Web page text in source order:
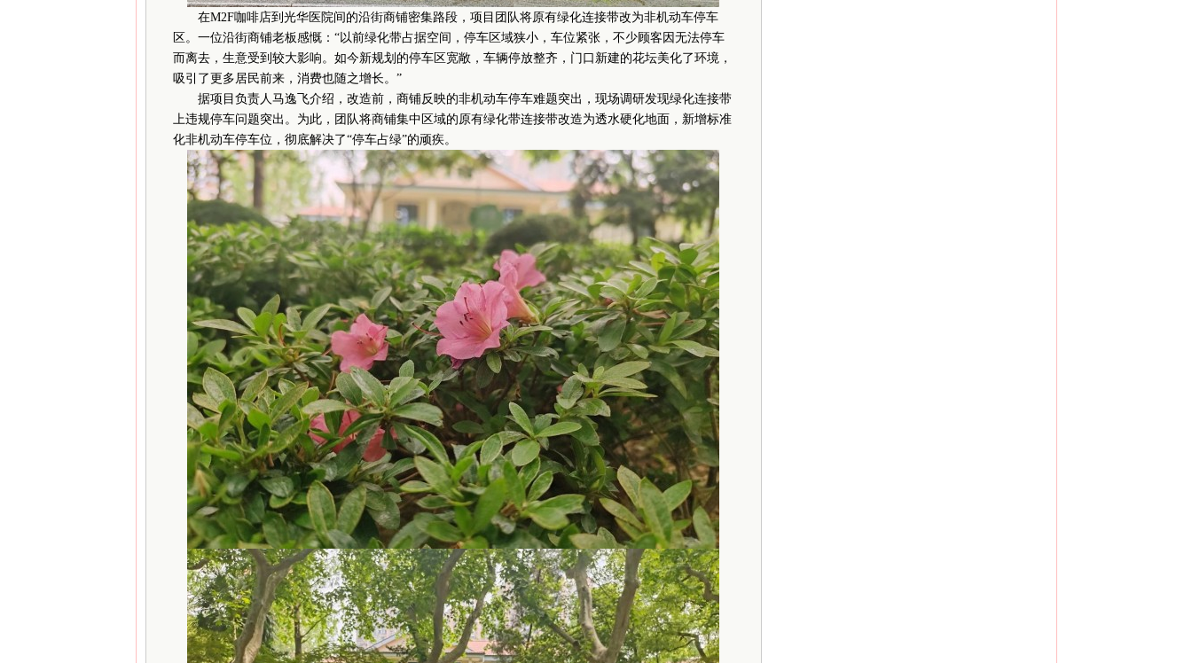
在M2F咖啡店到光华医院间的沿街商铺密集路段，项目团队将原有绿化连接带改为非机动车停车
区。一位沿街商铺老板感慨：“以前绿化带占据空间，停车区域狭小，车位紧张，不少顾客因无法停车
而离去，生意受到较大影响。如今新规划的停车区宽敞，车辆停放整齐，门口新建的花坛美化了环境，
吸引了更多居民前来，消费也随之增长。”
据项目负责人马逸飞介绍，改造前，商铺反映的非机动车停车难题突出，现场调研发现绿化连接带
上违规停车问题突出。为此，团队将商铺集中区域的原有绿化带连接带改造为透水硬化地面，新增标准
化非机动车停车位，彻底解决了“停车占绿”的顽疾。